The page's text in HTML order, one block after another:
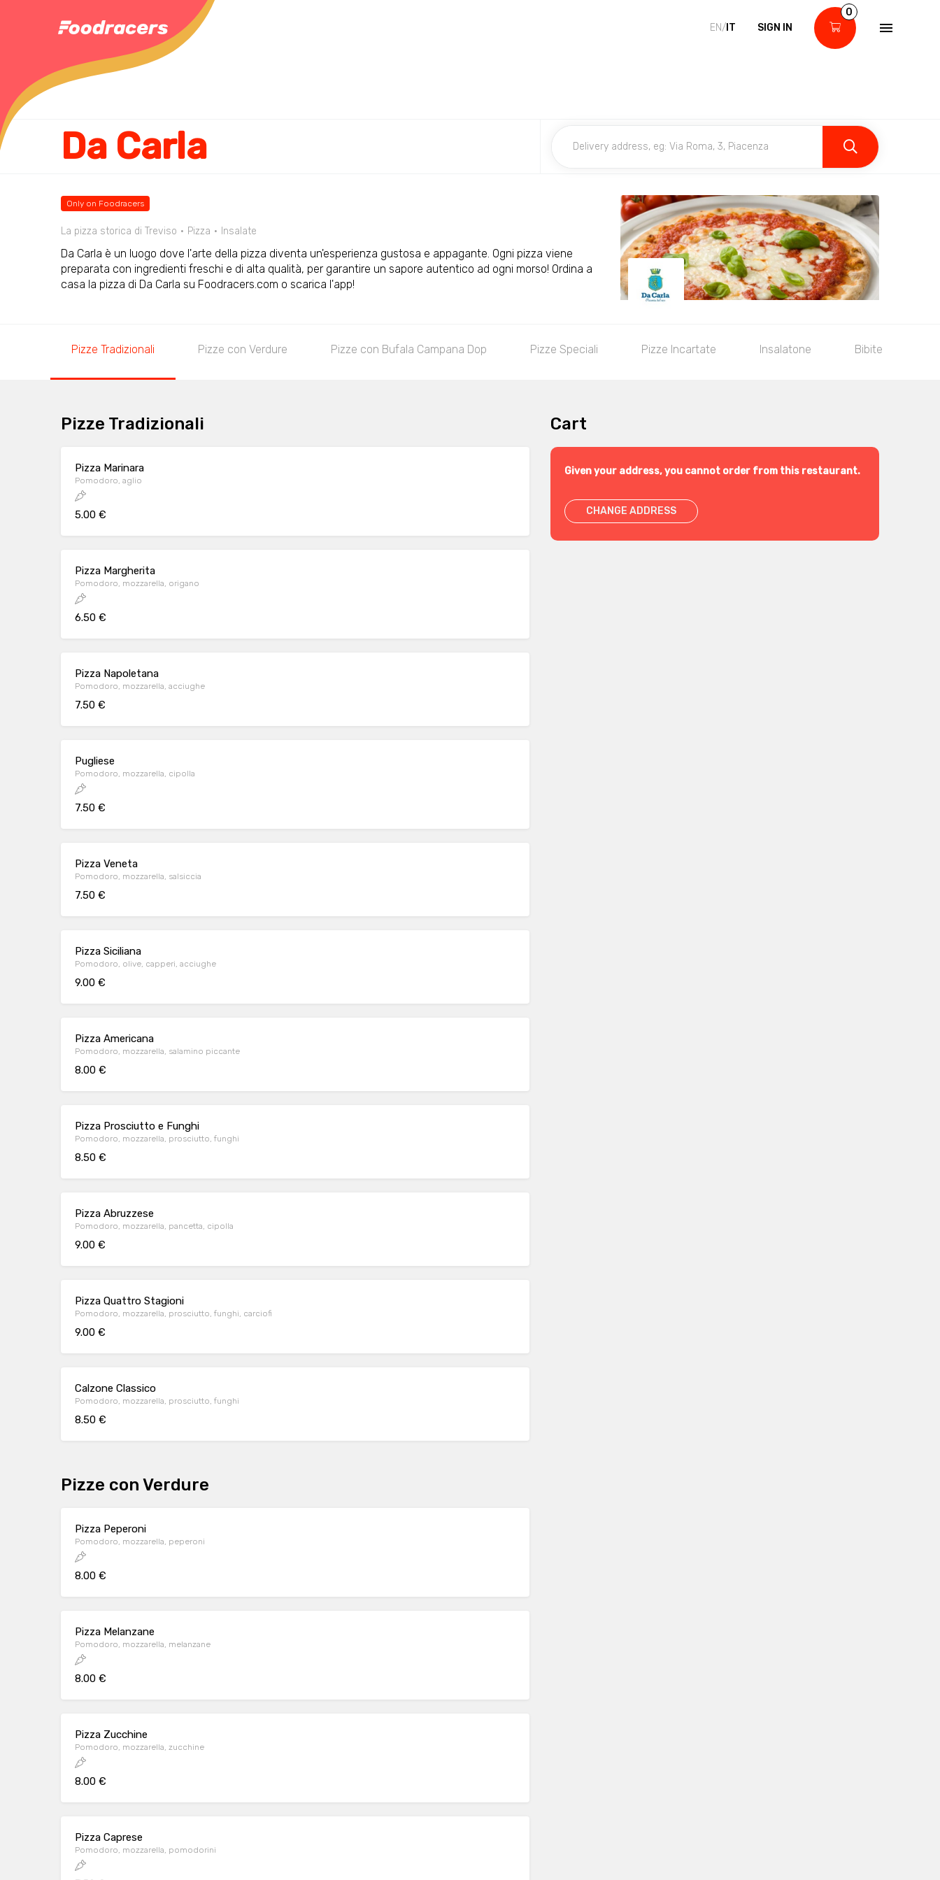
EN/ IT SIGN IN
0
Da Carla
Only on Foodracers
La pizza storica di Treviso Pizza Insalate
Da Carla è un luogo dove l'arte della pizza diventa un'esperienza gustosa e appagante. Ogni pizza viene
preparata con ingredienti freschi e di alta qualità, per garantire un sapore autentico ad ogni morso! Ordina a
casa la pizza di Da Carla su Foodracers.com o scarica l'app!
Pizze Tradizionali Pizze con Verdure Pizze con Bufala Campana Dop Pizze Speciali Pizze Incartate Insalatone Bibite
Pizze Tradizionali
Pizza Marinara
Pomodoro, aglio
5.00 €
Pizza Margherita
Pomodoro, mozzarella, origano
6.50 €
Pizza Napoletana
Pomodoro, mozzarella, acciughe
7.50 €
Pugliese
Pomodoro, mozzarella, cipolla
7.50 €
Pizza Veneta
Pomodoro, mozzarella, salsiccia
7.50 €
Pizza Siciliana
Pomodoro, olive, capperi, acciughe
9.00 €
Pizza Americana
Pomodoro, mozzarella, salamino piccante
8.00 €
Pizza Prosciutto e Funghi
Pomodoro, mozzarella, prosciutto, funghi
8.50 €
Pizza Abruzzese
Pomodoro, mozzarella, pancetta, cipolla
9.00 €
Pizza Quattro Stagioni
Pomodoro, mozzarella, prosciutto, funghi, carciofi
9.00 €
Calzone Classico
Pomodoro, mozzarella, prosciutto, funghi
8.50 €
Pizze con Verdure
Pizza Peperoni
Pomodoro, mozzarella, peperoni
8.00 €
Pizza Melanzane
Pomodoro, mozzarella, melanzane
8.00 €
Pizza Zucchine
Pomodoro, mozzarella, zucchine
8.00 €
Pizza Caprese
Pomodoro, mozzarella, pomodorini
Cart
Given your address, you cannot order from this restaurant.
CHANGE ADDRESS